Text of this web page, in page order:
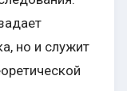
но и служит